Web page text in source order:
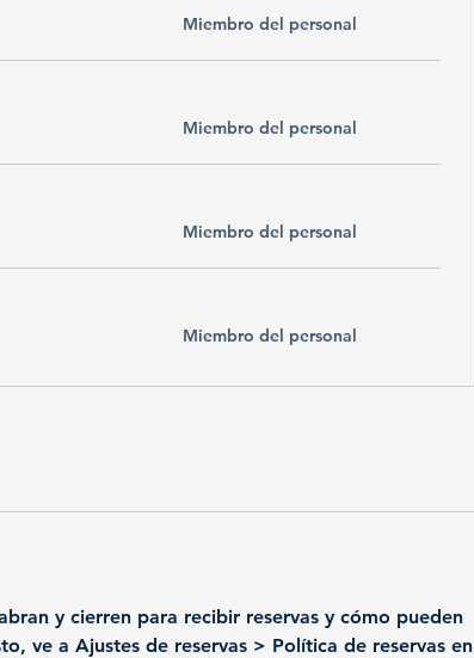
Miembro del personal
Miembro del personal
Miembro del personal
Miembro del personal
y cierren para recibir reservas y cómo pueden
ve a Ajustes de reservas > Política de reservas en